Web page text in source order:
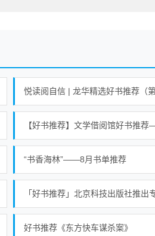
悦读阅自信 | 龙华精选好书推荐（第
【好书推荐】文学借阅馆好书推荐
“书香海林”——8月书单推荐
好书推荐《东方快车谋杀案》